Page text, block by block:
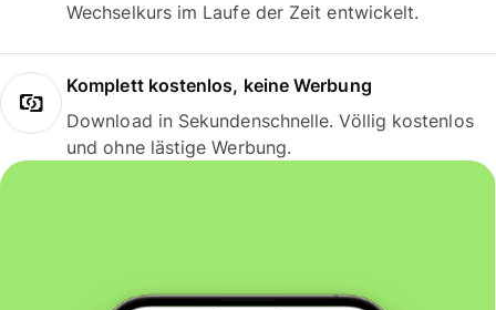
Wechselkurs im Laufe der Zeit entwickelt.
Komplett kostenlos, keine Werbung
Download in Sekundenschnelle. Völlig kostenlos
und ohne lästige Werbung.